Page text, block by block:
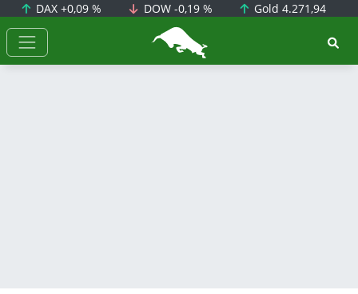
DAX+0,09 % DOW -0,19 % Gold4.271,94
BörsenNEWS.de